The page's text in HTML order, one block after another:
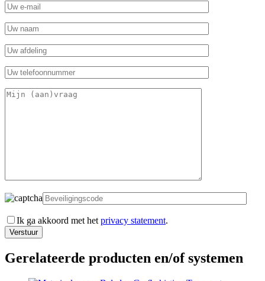
Gelieve dit veld leeg te laten.
Ik ga akkoord met het privacy statement.
Gerelateerde producten en/of systemen